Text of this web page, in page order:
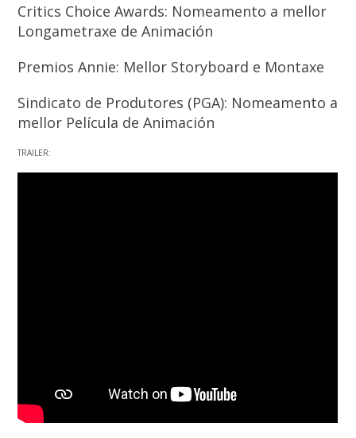
Critics Choice Awards: Nomeamento a mellor
Longametraxe de Animación
Premios Annie: Mellor Storyboard e Montaxe
Sindicato de Produtores (PGA): Nomeamento a
mellor Película de Animación
TRAILER: